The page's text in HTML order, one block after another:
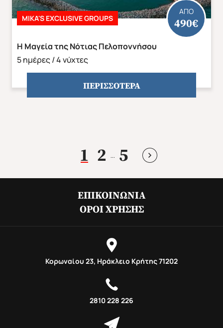
Η Μαγεία της Νότιας Πελοποννήσου
5 ημέρες / 4 νύχτες
ΑΠΟ
490€
MIKA'S EXCLUSIVE GROUPS
ΠΕΡΙΣΣΟΤΕΡΑ
1 2 ... 5
ΕΠΙΚΟΙΝΩΝΊΑ
ΌΡΟΙ ΧΡΉΣΗΣ
Κορωναίου 23, Ηράκλειο Κρήτης 71202
2810 228 226